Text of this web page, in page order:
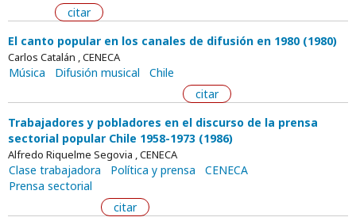
citar
El canto popular en los canales de difusión en 1980 (1980)
Carlos Catalán , CENECA
Música Difusión musical
Chile
citar
Trabajadores y pobladores en el discurso de la prensa
sectorial popular Chile 1958-1973 (1986)
Alfredo Riquelme Segovia , CENECA
Clase trabajadora Política y prensa
CENECA
Prensa sectorial
citar